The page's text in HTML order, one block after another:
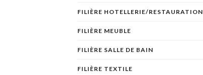
FILIÈRE HOTELLERIE/RESTAURATION
FILIÈRE MEUBLE
FILIÈRE SALLE DE BAIN
FILIÈRE TEXTILE